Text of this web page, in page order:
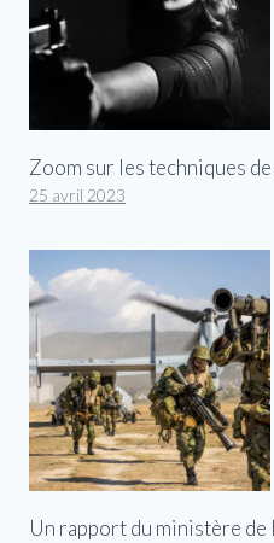
Zoom sur les techniques
25 avril 2023
Un rapport du ministère de